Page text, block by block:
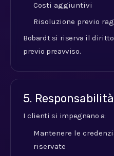
Costi aggiuntivi
Risoluzione previo
Bobardt si riserva il
previo preavviso.
5.
I clienti si impegnano a:
Mantenere le
riservate